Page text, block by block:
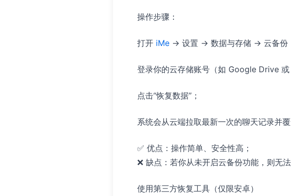
操作步骤：
打开 iMe → 设置 → 数据与存储 → 云备份
登录你的云存储账号（如 Google Drive 或
点击“恢复数据”；
系统会从云端拉取最新一次的聊天记录并覆
✅ 优点：操作简单、安全性高；
❌ 缺点：若你从未开启云备份功能，则无法
使用第三方恢复工具（仅限安卓）